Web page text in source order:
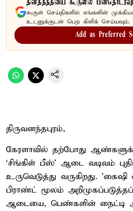
தினத்தந்தியை கூகுளில்
கூகுள் செய்திகளில் எங்களின்
உடனுக்குடன் பெற கிளிக் செய்யவும்.
Add as Preferred
திருவனந்தபுரம்,
கேரளாவில் தற்போது
‘சிங்கிள் பீஸ்’ ஆடை வடிவம்
உருவெடுத்து வருகிறது.
பிராண்ட் மூலம்
ஆடையை, பெண்களின்